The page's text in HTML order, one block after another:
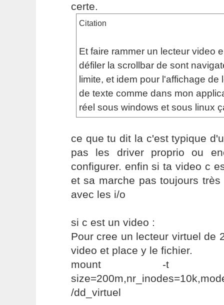
certe.
Citation
Et faire rammer un lecteur video
défiler la scrollbar de sont
limite, et idem pour l'affichage de
de texte comme dans mon
réel sous windows et sous linux
ce que tu dit la c'est typique
pas les driver proprio ou
configurer. enfin si ta video c
et sa marche pas toujours
avec les i/o
si c est un video :
Pour cree un lecteur virtuel de
video et place y le fichier.
mount -t
/dd_virtuel